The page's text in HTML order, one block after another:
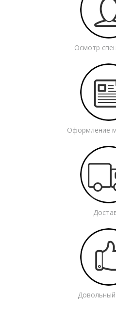
Осмотр
Оформление
Довольный